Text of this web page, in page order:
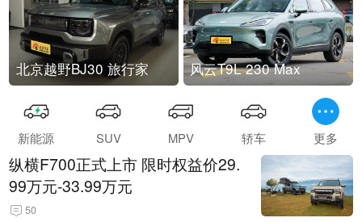
北京越野BJ30 旅行家 风云T9L 230 Max
新能源 SUV MPV 轿车 更多
纵横F700正式上市 限时权益价29.
99万元-33.99万元
50